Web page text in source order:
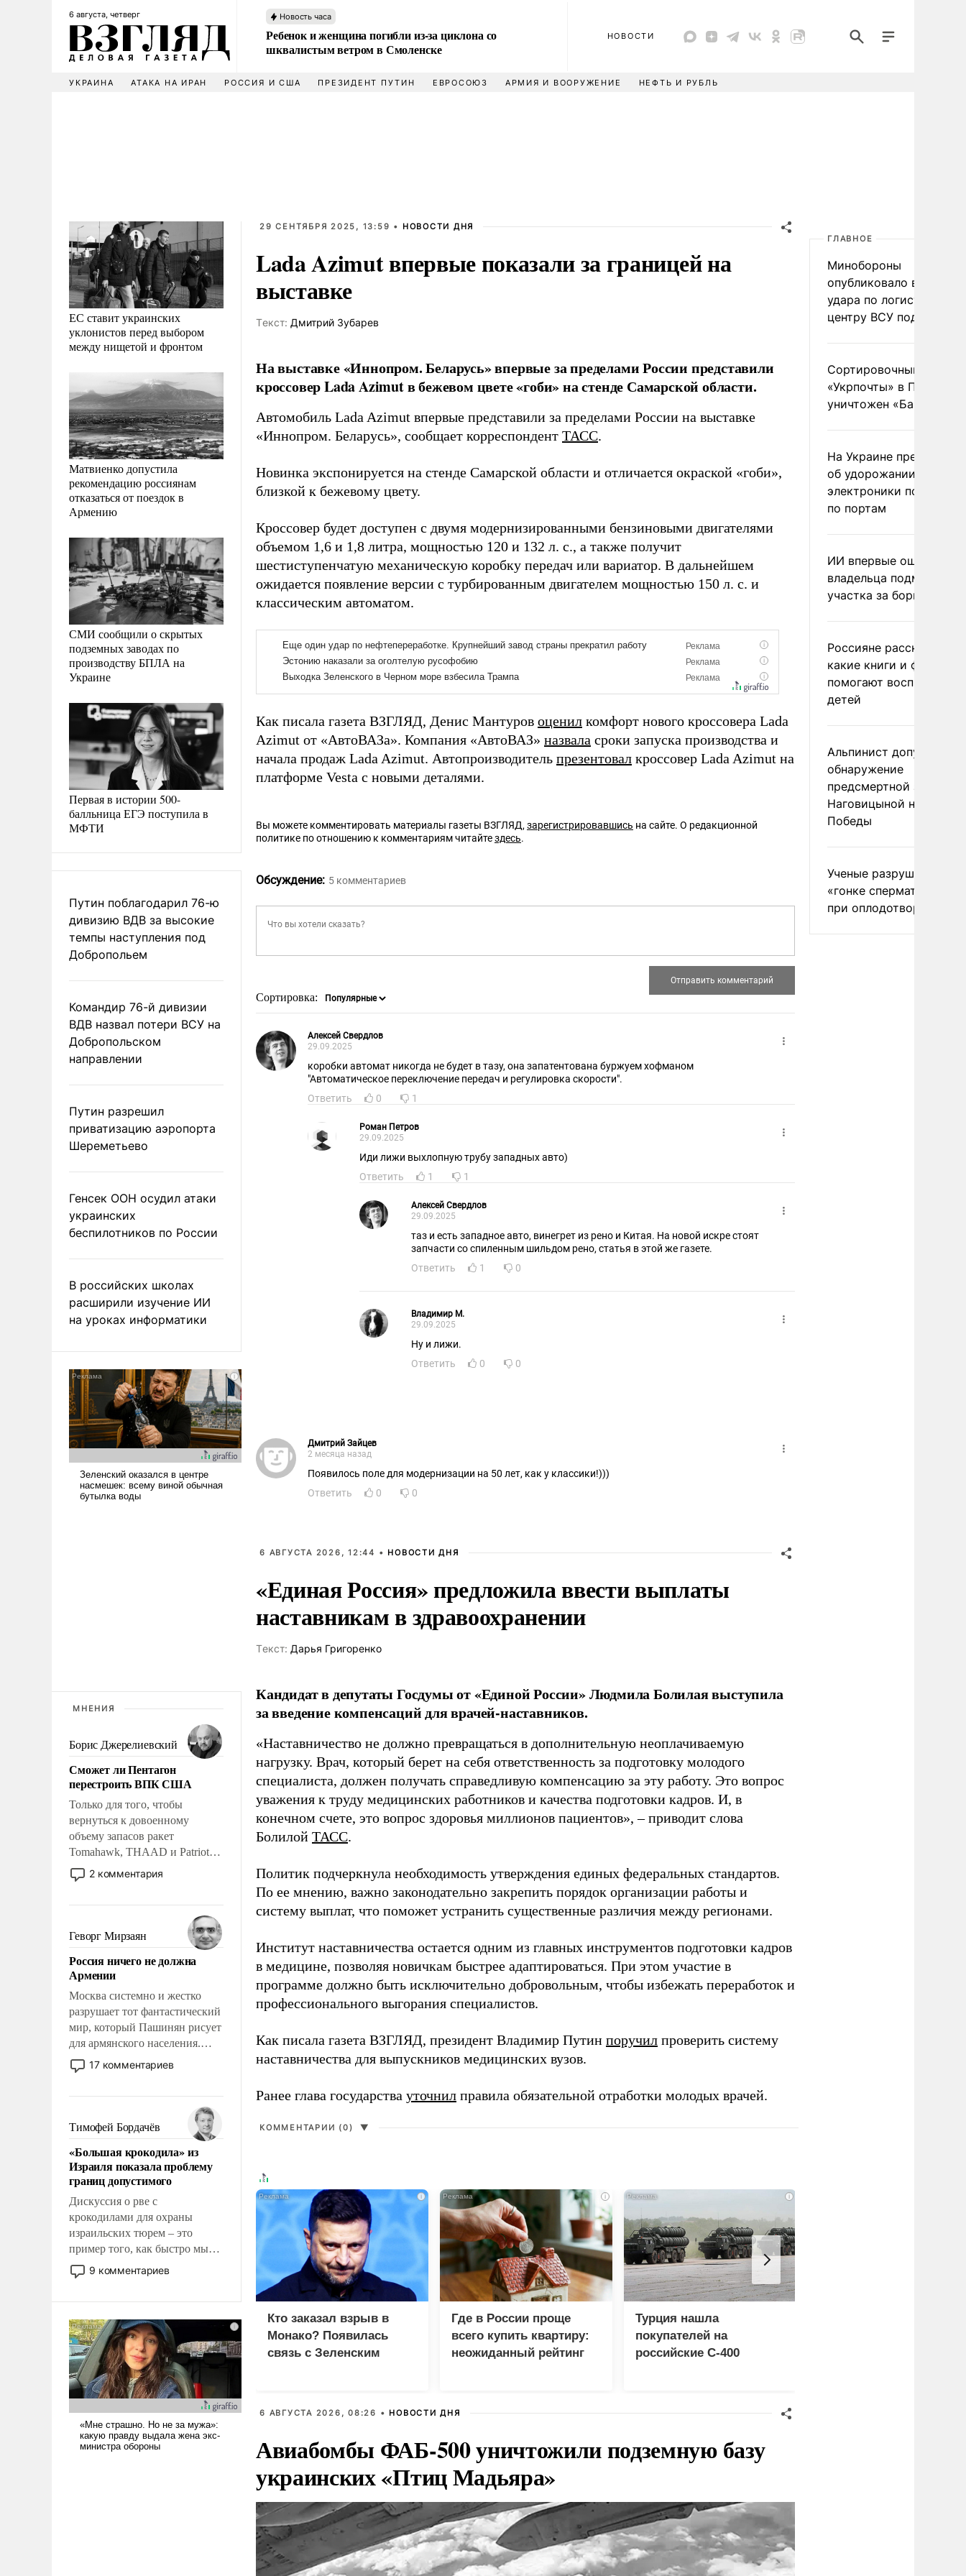
6 августа, четверг Новость часа
Ребенок и женщина погибли из-за циклона со
шквалистым ветром в Смоленске
НОВОСТИ
УКРАИНА АТАКА НА ИРАН РОССИЯ И США ПРЕЗИДЕНТ ПУТИН ЕВРОСОЮЗ АРМИЯ И ВООРУЖЕНИЕ НЕФТЬ И РУБЛЬ
ЕС ставит украинских
уклонистов перед выбором
между нищетой и фронтом
Матвиенко допустила
рекомендацию россиянам
отказаться от поездок в
Армению
СМИ сообщили о скрытых
подземных заводах по
производству БПЛА на
Украине
Первая в истории 500-
балльница ЕГЭ поступила в
МФТИ
Путин поблагодарил 76-ю
дивизию ВДВ за высокие
темпы наступления под
Добропольем
Командир 76-й дивизии
ВДВ назвал потери ВСУ на
Добропольском
направлении
Путин разрешил
приватизацию аэропорта
Шереметьево
Генсек ООН осудил атаки
украинских
беспилотников по России
В российских школах
расширили изучение ИИ
на уроках информатики
МНЕНИЯ
Борис Джерелиевский
Сможет ли Пентагон
перестроить ВПК США
Только для того, чтобы
вернуться к довоенному
объему запасов ракет
Tomahawk, THAAD и Patriot
США потребуется более трех
лет. Даже небольшая война с
Сложившаяся ситуация
означает многолетний период
уязвимости США, например,
перед Китаем.
2 комментария
Геворг Мирзаян
Россия ничего не должна
Армении
Москва системно и жестко
разрушает тот фантастический
мир, который Пашинян рисует
для армянского населения.
Мир, где политические
прожекты будут безусловно
налогоплательщиков и где
Еревану за свои поступки не
нужно отвечать.
17 комментариев
Тимофей Бордачёв
«Большая крокодила» из
Израиля показала проблему
границ допустимого
Дискуссия о рве с
крокодилами для охраны
израильских тюрем – это
пример того, как быстро мы
двигаемся по пути
революционных изменений.
псевдонаучной фантастики,
стало всерьез обсуждаемой
идеей.
9 комментариев
29 СЕНТЯБРЯ 2025, 13:59 • НОВОСТИ ДНЯ
Lada Azimut впервые показали за границей на
выставке
Tекст: Дмитрий Зубарев
На выставке «Иннопром. Беларусь» впервые за пределами России представили
кроссовер Lada Azimut в бежевом цвете «гоби» на стенде Самарской области.
Автомобиль Lada Azimut впервые представили за пределами России на выставке
«Иннопром. Беларусь», сообщает корреспондент ТАСС.
Новинка экспонируется на стенде Самарской области и отличается окраской «гоби»,
близкой к бежевому цвету.
Кроссовер будет доступен с двумя модернизированными бензиновыми двигателями
объемом 1,6 и 1,8 литра, мощностью 120 и 132 л. с., а также получит
шестиступенчатую механическую коробку передач или вариатор. В дальнейшем
ожидается появление версии с турбированным двигателем мощностью 150 л. с. и
классическим автоматом.
Как писала газета ВЗГЛЯД, Денис Мантуров оценил комфорт нового кроссовера Lada
Azimut от «АвтоВАЗа». Компания «АвтоВАЗ» назвала сроки запуска производства и
начала продаж Lada Azimut. Автопроизводитель презентовал кроссовер Lada Azimut на
платформе Vesta с новыми деталями.
Вы можете комментировать материалы газеты ВЗГЛЯД, зарегистрировавшись на сайте. О редакционной
политике по отношению к комментариям читайтездесь.
Обсуждение: 5 комментариев
Сортировка:
Алексей Свердлов
29.09.2025
коробки автомат никогда не будет в тазу, она запатентована буржуем хофманом
"Автоматическое переключение передач и регулировка скорости".
Ответить
0 1
Роман Петров
29.09.2025
Иди лижи выхлопную трубу западных авто)
Ответить
1 1
Алексей Свердлов
29.09.2025
таз и есть западное авто, винегрет из рено и Китая. На новой искре стоят
запчасти со спиленным шильдом рено, статья в этой же газете.
Ответить
1 0
Владимир М.
29.09.2025
Ну и лижи.
Ответить
0 0
Дмитрий Зайцев
2 месяца назад
Появилось поле для модернизации на 50 лет, как у классики!)))
Ответить
0 0
6 АВГУСТА 2026, 12:44 • НОВОСТИ ДНЯ
«Единая Россия» предложила ввести выплаты
наставникам в здравоохранении
Tекст: Дарья Григоренко
Кандидат в депутаты Госдумы от «Единой России» Людмила Болилая выступила
за введение компенсаций для врачей-наставников.
«Наставничество не должно превращаться в дополнительную неоплачиваемую
нагрузку. Врач, который берет на себя ответственность за подготовку молодого
специалиста, должен получать справедливую компенсацию за эту работу. Это вопрос
уважения к труду медицинских работников и качества подготовки кадров. И, в
конечном счете, это вопрос здоровья миллионов пациентов», – приводит слова
Болилой ТАСС.
Политик подчеркнула необходимость утверждения единых федеральных стандартов.
По ее мнению, важно законодательно закрепить порядок организации работы и
систему выплат, что поможет устранить существенные различия между регионами.
Институт наставничества остается одним из главных инструментов подготовки кадров
в медицине, позволяя новичкам быстрее адаптироваться. При этом участие в
программе должно быть исключительно добровольным, чтобы избежать переработок и
профессионального выгорания специалистов.
Как писала газета ВЗГЛЯД, президент Владимир Путин поручил проверить систему
наставничества для выпускников медицинских вузов.
Ранее глава государства уточнил правила обязательной отработки молодых врачей.
КОММЕНТАРИИ (0) ▼
i
Кто заказал взрыв в
Монако? Появилась
связь с Зеленским
i
Где в России проще
всего купить квартиру:
неожиданный рейтинг
i
Турция нашла
покупателей на
российские C-400
6 АВГУСТА 2026, 08:26 • НОВОСТИ ДНЯ
Авиабомбы ФАБ-500 уничтожили подземную базу
украинских «Птиц Мадьяра»
ГЛАВНОЕ
Минобороны
опубликовало видео
удара по
центру ВСУ под Киевом
Сортировочный пункт
«Укрпочты» в
уничтожен
На Украине
об удорожании
электроники после
по портам
ИИ впервые
владельца
участка за борщевик
Россияне рассказали,
какие книги и фильмы
помогают воспитывать
детей
Альпинист допустил
обнаружение
предсмертной записки
Наговицыной на пике
Победы
Ученые разрушили миф
«гонке
при оплодотворении